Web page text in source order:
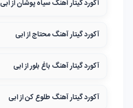
آکورد گیتار آهنگ سیاه پوشان از ابی
آکورد گیتار آهنگ محتاج از ابی
آکورد گیتار آهنگ باغ بلور از ابی
آکورد گیتار آهنگ طلوع کن از ابی